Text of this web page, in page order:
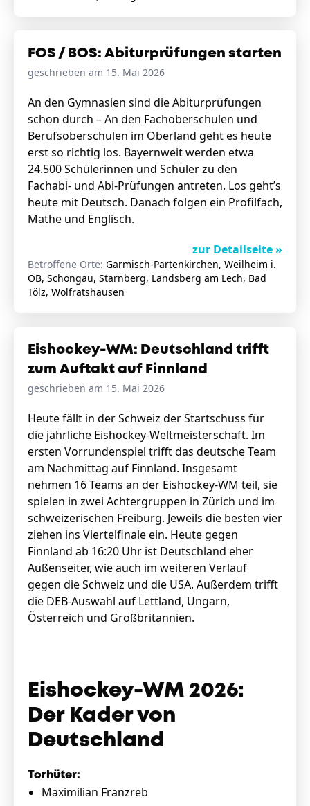
FOS / BOS: Abiturprüfungen starten
geschrieben am 15. Mai 2026
An den Gymnasien sind die Abiturprüfungen
schon durch – An den Fachoberschulen und
Berufsoberschulen im Oberland geht es heute
erst so richtig los. Bayernweit werden etwa
24.500 Schülerinnen und Schüler zu den
Fachabi- und Abi-Prüfungen antreten. Los geht’s
heute mit Deutsch. Danach folgen ein Profilfach,
Mathe und Englisch.
zur Detailseite »
Betroffene Orte: Garmisch-Partenkirchen, Weilheim i.
OB, Schongau, Starnberg, Landsberg am Lech, Bad
Tölz, Wolfratshausen
Eishockey-WM: Deutschland trifft
zum Auftakt auf Finnland
geschrieben am 15. Mai 2026
Heute fällt in der Schweiz der Startschuss für
die jährliche Eishockey-Weltmeisterschaft. Im
ersten Vorrundenspiel trifft das deutsche Team
am Nachmittag auf Finnland. Insgesamt
nehmen 16 Teams an der Eishockey-WM teil, sie
spielen in zwei Achtergruppen in Zürich und im
schweizerischen Freiburg. Jeweils die besten vier
ziehen ins Viertelfinale ein. Heute gegen
Finnland ab 16:20 Uhr ist Deutschland eher
Außenseiter, wie auch im weiteren Verlauf
gegen die Schweiz und die USA. Außerdem trifft
die DEB-Auswahl auf Lettland, Ungarn,
Österreich und Großbritannien.
Eishockey-WM 2026:
Der Kader von
Deutschland
Torhüter:
Maximilian Franzreb